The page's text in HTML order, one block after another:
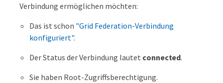
Verbindung ermöglichen möchten:
Das ist schon "Grid Federation-Verbindung
konfiguriert".
Der Status der Verbindung lautet connected.
Sie haben Root-Zugriffsberechtigung.